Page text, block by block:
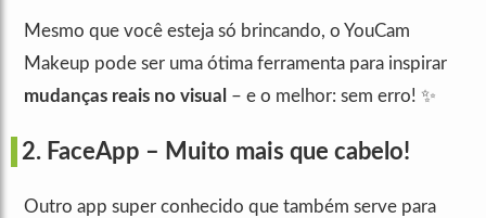
Mesmo que você esteja só brincando, o YouCam
Makeup pode ser uma ótima ferramenta para inspirar
mudanças reais no visual – e o melhor: sem erro! ✨
2. FaceApp – Muito mais que cabelo!
Outro app super conhecido que também serve para